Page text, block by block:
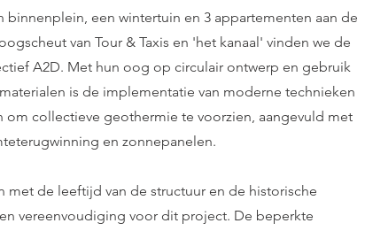
binnenplein, een wintertuin en 3 appartementen aan de
van Tour & Taxis en 'het kanaal' vinden we de
A2D. Met hun oog op circulair ontwerp en gebruik
is de implementatie van moderne technieken
om collectieve geothermie te voorzien, aangevuld met
en zonnepanelen.
met de leeftijd van de structuur en de historische
vereenvoudiging voor dit project. De beperkte